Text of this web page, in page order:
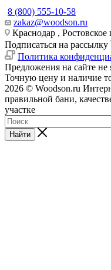
8 (800) 555-10-58
zakaz@woodson.ru
Краснодар , Ростовское
Подписаться на рассылку
Политика
Предложения на сайте
Точную цену и наличие
2026 © Woodson.ru
правильной бани,
участке
Найти